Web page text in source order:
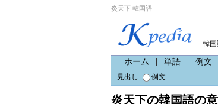
炎天下 韓国語
韓
ホーム 単語 例文
見出し
例文
炎天下の韓国語の